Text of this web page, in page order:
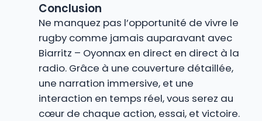
Conclusion
Ne manquez pas l’opportunité de vivre le
rugby comme jamais auparavant avec
Biarritz – Oyonnax en direct en direct à la
radio. Grâce à une couverture détaillée,
une narration immersive, et une
interaction en temps réel, vous serez au
cœur de chaque action, essai, et victoire.